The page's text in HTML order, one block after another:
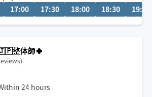
合がございます。
17:00 17:30 18:00 18:30 19:00
整体師🍀
24 hours